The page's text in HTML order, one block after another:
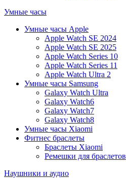
Умные часы
Умные часы Apple
Apple Watch SE 2024
Apple Watch SE 2025
Apple Watch Series 10
Apple Watch Series 11
Apple Watch Ultra 2
Умные часы Samsung
Galaxy Watch Ultra
Galaxy Watch6
Galaxy Watch7
Galaxy Watch8
Умные часы Xiaomi
Фитнес браслеты
Браслеты Xiaomi
Ремешки для браслетов
Наушники и аудио